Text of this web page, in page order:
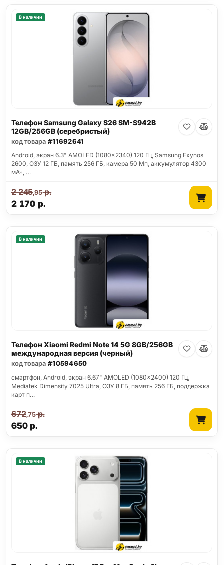
В наличии
Телефон Samsung Galaxy S26 SM-S942B
12GB/256GB (серебристый)
код товара #11692641
Android, экран 6.3" AMOLED (1080x2340) 120 Гц, Samsung Exynos
2600, ОЗУ 12 ГБ, память 256 ГБ, камера 50 Мп, аккумулятор 4300
мАч, …
2 170 р.
2 245,95р.
В наличии
Телефон Xiaomi Redmi Note 14 5G 8GB/256GB
международная версия (черный)
код товара #10594650
смартфон, Android, экран 6.67" AMOLED (1080x2400) 120 Гц,
Mediatek Dimensity 7025 Ultra, ОЗУ 8 ГБ, память 256 ГБ, поддержка
карт п…
650р.
672,75р.
В наличии